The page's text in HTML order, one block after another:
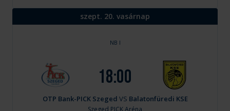
szept. 20. vasárnap
NB I
18:00
OTP Bank-PICK Szeged VS Balatonfüredi KSE
Szeged PICK Aréna